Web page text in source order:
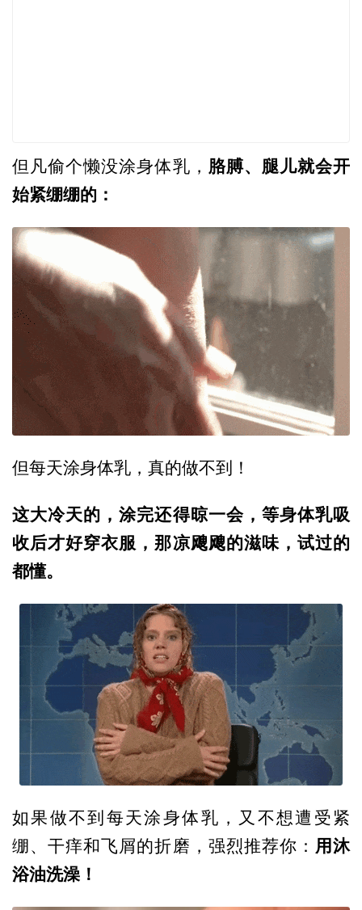
但凡偷个懒没涂身体乳， 胳膊、腿儿就会开
始紧绷绷的：
但每天涂身体乳，真的做不到！
这大冷天的，涂完还得晾一会，等身体乳吸
收后才好穿衣服，那凉飕飕的滋味，试过的
都懂。
如果做不到每天涂身体乳，又不想遭受紧
绷、干痒和飞屑的折磨，强烈推荐你： 用沐
浴油洗澡！